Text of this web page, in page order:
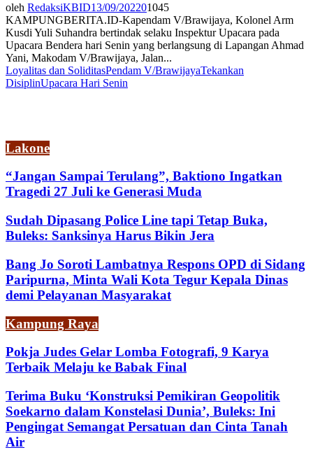
oleh RedaksiKBID13/09/202201045
KAMPUNGBERITA.ID-Kapendam V/Brawijaya, Kolonel Arm
Kusdi Yuli Suhandra bertindak selaku Inspektur Upacara pada
Upacara Bendera hari Senin yang berlangsung di Lapangan Ahmad
Yani, Makodam V/Brawijaya, Jalan...
Loyalitas dan SoliditasPendam V/BrawijayaTekankan
DisiplinUpacara Hari Senin
Lakone
“Jangan Sampai Terulang”, Baktiono Ingatkan
Tragedi 27 Juli ke Generasi Muda
Sudah Dipasang Police Line tapi Tetap Buka,
Buleks: Sanksinya Harus Bikin Jera
Bang Jo Soroti Lambatnya Respons OPD di Sidang
Paripurna, Minta Wali Kota Tegur Kepala Dinas
demi Pelayanan Masyarakat
Kampung Raya
Pokja Judes Gelar Lomba Fotografi, 9 Karya
Terbaik Melaju ke Babak Final
Terima Buku ‘Konstruksi Pemikiran Geopolitik
Soekarno dalam Konstelasi Dunia’, Buleks: Ini
Pengingat Semangat Persatuan dan Cinta Tanah
Air